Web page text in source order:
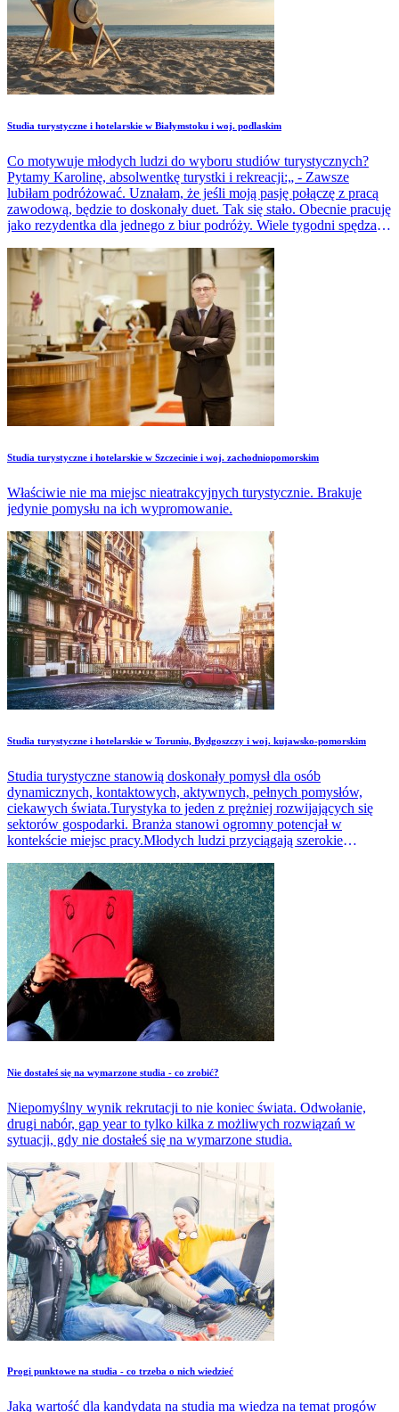
Studia turystyczne i hotelarskie w Białymstoku i woj. podlaskim
Co motywuje młodych ludzi do wyboru studiów turystycznych?
Pytamy Karolinę, absolwentkę turystki i rekreacji:„ - Zawsze
lubiłam podróżować. Uznałam, że jeśli moją pasję połączę z pracą
zawodową, będzie to doskonały duet. Tak się stało. Obecnie pracuję
jako rezydentka dla jednego z biur podróży. Wiele tygodni spędzam
spraw, rozwiązywanie problemów naszych klientów. Ale wszystko
to odbywa się w przepięknej okolicy, nad ciepłym morzem,
dosłownie pod palmami. Korzystanie z uroków miejsca to
dodatkowy bonus”.
Studia turystyczne i hotelarskie w Szczecinie i woj. zachodniopomorskim
Właściwie nie ma miejsc nieatrakcyjnych turystycznie. Brakuje
jedynie pomysłu na ich wypromowanie.
Studia turystyczne i hotelarskie w Toruniu, Bydgoszczy i woj. kujawsko-pomorskim
Studia turystyczne stanowią doskonały pomysł dla osób
dynamicznych, kontaktowych, aktywnych, pełnych pomysłów,
ciekawych świata.Turystyka to jeden z prężniej rozwijających się
sektorów gospodarki. Branża stanowi ogromny potencjał w
kontekście miejsc pracy.Młodych ludzi przyciągają szerokie
miejsc, ludzi.
Nie dostałeś się na wymarzone studia - co zrobić?
Niepomyślny wynik rekrutacji to nie koniec świata. Odwołanie,
drugi nabór, gap year to tylko kilka z możliwych rozwiązań w
sytuacji, gdy nie dostałeś się na wymarzone studia.
​Progi punktowe na studia - co trzeba o nich wiedzieć
Jaką wartość dla kandydata na studia ma wiedza na temat progów